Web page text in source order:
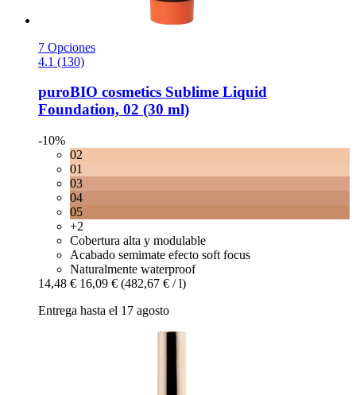
7 Opciones
4.1 (130)
puroBIO cosmetics Sublime Liquid
Foundation, 02 (30 ml)
-10%
02
01
03
04
05
+2
Cobertura alta y modulable
Acabado semimate efecto soft focus
Naturalmente waterproof
14,48 € 16,09 € (482,67 € / l)
Entrega hasta el 17 agosto